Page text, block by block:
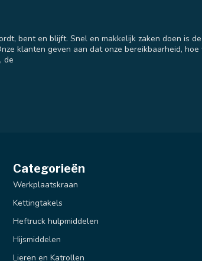
bent en blijft. Snel en makkelijk zaken doen is de
klanten geven aan dat onze bereikbaarheid, hoe
de
Categorieën
Werkplaatskraan
Kettingtakels
Heftruck hulpmiddelen
Hijsmiddelen
Lieren en Katrollen